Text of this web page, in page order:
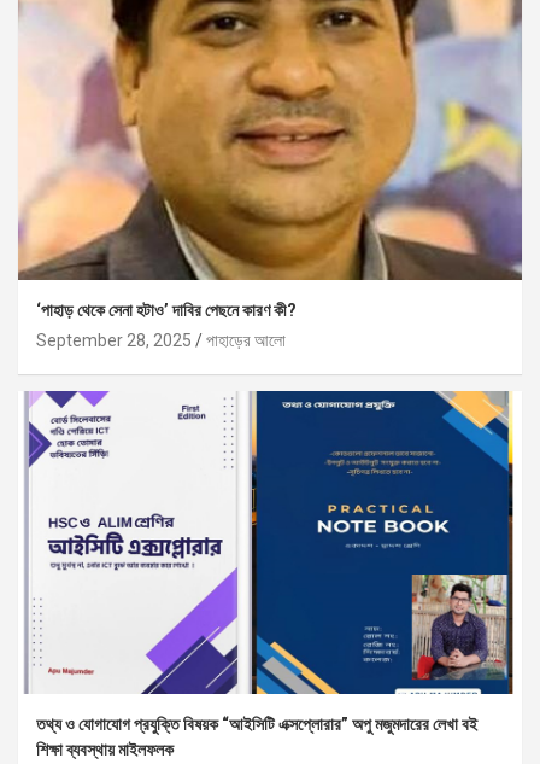
‘পাহাড় থেকে সেনা হটাও’ দাবির পেছনে কারণ কী?
September 28, 2025
পাহাড়ের আলো
তথ্য ও যোগাযোগ প্রযুক্তি বিষয়ক “আইসিটি এক্সপ্লোরার” অপু মজুমদারের লেখা বই
শিক্ষা ব্যবস্থায় মাইলফলক